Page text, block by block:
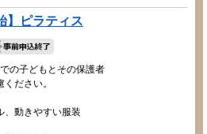
】ピラティス
の子どもとその保護者
さい。
、動きやすい服装